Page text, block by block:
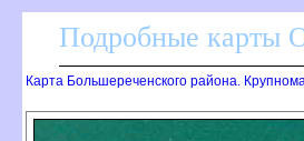
Подробные карты
Карта Большереченского района.